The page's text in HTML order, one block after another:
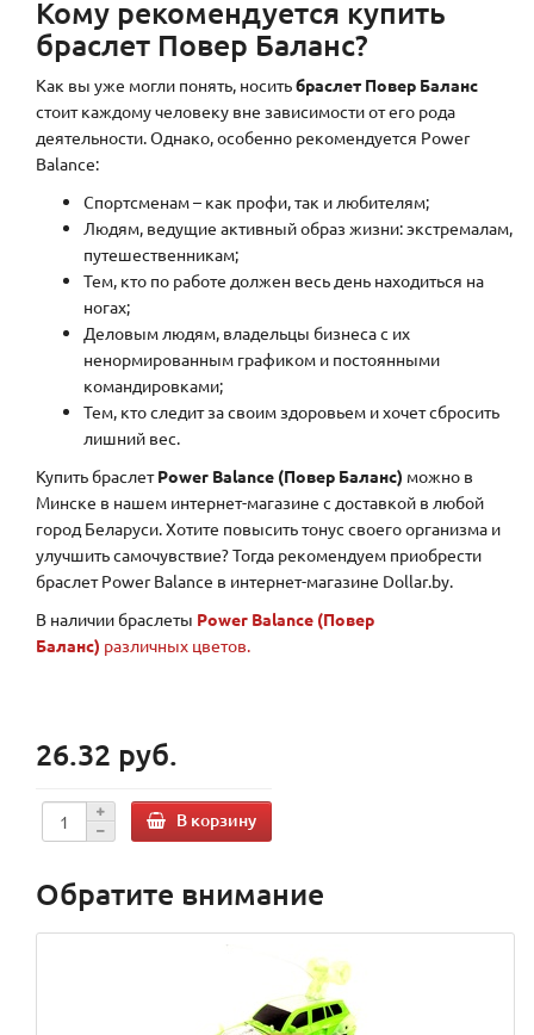
Кому рекомендуется купить
браслет Повер Баланс?
Как вы уже могли понять, носитьбраслет Повер Баланс
стоит каждому человеку вне зависимости от его рода
деятельности. Однако, особенно рекомендуется Power
Balance:
Спортсменам – как профи, так и любителям;
Людям, ведущие активный образ жизни: экстремалам,
путешественникам;
Тем, кто по работе должен весь день находиться на
ногах;
Деловым людям, владельцы бизнеса с их
ненормированным графиком и постоянными
командировками;
Тем, кто следит за своим здоровьем и хочет сбросить
лишний вес.
Купить браслетPower Balance (Повер Баланс) можно в
Минске в нашем интернет-магазине с доставкой в любой
город Беларуси. Хотите повысить тонус своего организма и
улучшить самочувствие? Тогда рекомендуем приобрести
браслетPower Balance в интернет-магазине Dollar.by.
В наличии браслеты Power Balance (Повер
Баланс) различных цветов.
26.32 руб.
В корзину
Обратите внимание